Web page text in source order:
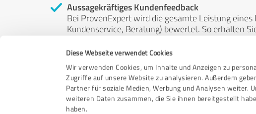
Diese Webseite verwendet Cookies
Wir verwenden Cookies, um Inhalte und Anzeigen zu
Zugriffe auf unsere Website zu analysieren. Außerdem
Partner für soziale Medien, Werbung und Analysen
weiteren Daten zusammen, die Sie ihnen bereitgestellt
haben.
Aussagekräftiges Kundenfeedback
Bei ProvenExpert wird die gesamte Leistung
Kundenservice, Beratung) bewertet. So erhalten
Unabhängige Bewertungen
ProvenExpert ist grundsätzlich kostenlos,
Kunden erfolgen freiwillig, können nicht gekauft
anderweitig beeinflussbar.